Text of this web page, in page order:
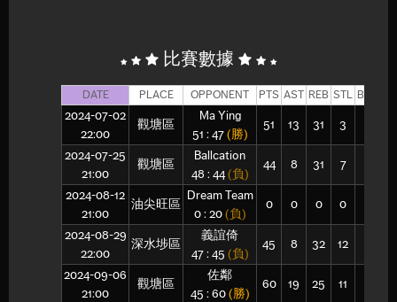
比賽數據
DATE PLACE OPPONENT PTS AST REB STL BLK
2024-07-02
22:00
觀塘區
Ma Ying
51 : 47 (勝)
51 13 31 3
2024-07-25
21:00
觀塘區
Ballcation
48 : 44 (負)
44 8 31 7
2024-08-12
21:00
油尖旺區
Dream Team
0 : 20 (負)
0 0 0 0
2024-08-29
22:00
深水埗區
義誼倚
47 : 45 (負)
45 8 32 12
2024-09-06
21:00
觀塘區
佐鄰
45 : 60 (勝)
60 19 25 11